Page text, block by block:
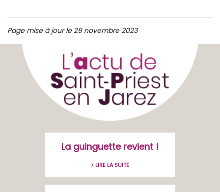
Page mise à jour le 29 novembre 2023
La guinguette revient !
> LIRE LA SUITE